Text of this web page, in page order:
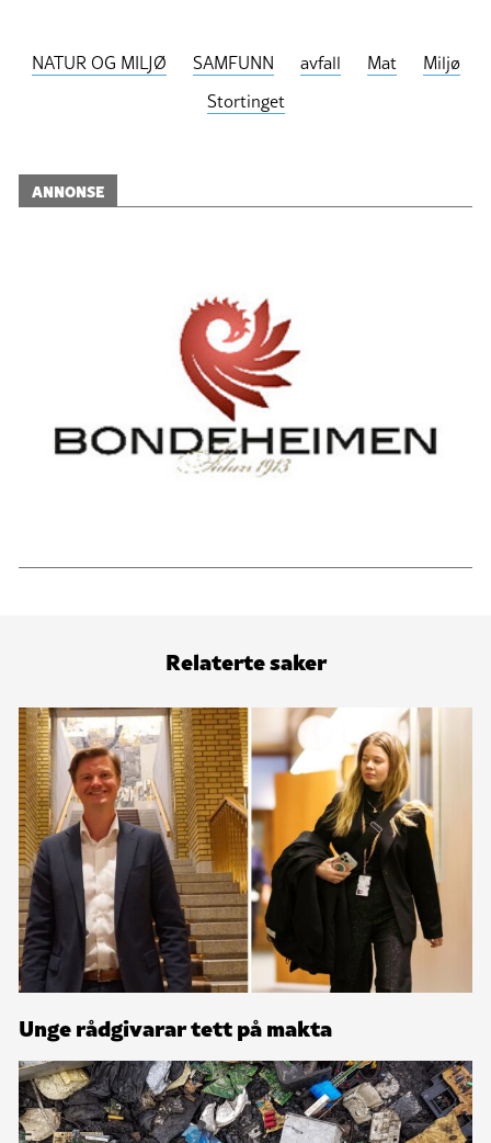
NATUR OG MILJØ SAMFUNN avfall Mat
Miljø
Stortinget
ANNONSE
Relaterte saker
Unge rådgivarar tett på makta